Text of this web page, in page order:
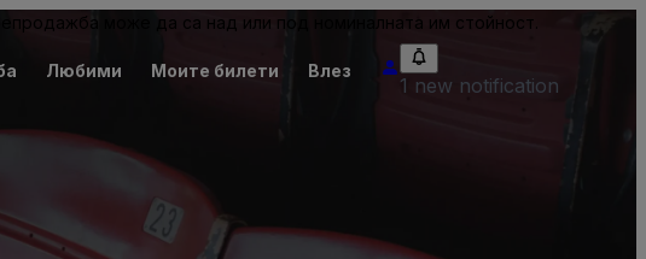
може да са над или под номиналната им стойност.
Любими Моите билети Влез
1 new notification